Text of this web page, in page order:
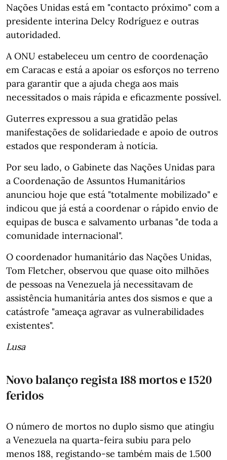
Nações Unidas está em "contacto próximo" com a
presidente interina Delcy Rodríguez e outras
autoridaded.
A ONU estabeleceu um centro de coordenação
em Caracas e está a apoiar os esforços no terreno
para garantir que a ajuda chega aos mais
necessitados o mais rápida e eficazmente possível.
Guterres expressou a sua gratidão pelas
manifestações de solidariedade e apoio de outros
estados que responderam à notícia.
Por seu lado, o Gabinete das Nações Unidas para
a Coordenação de Assuntos Humanitários
anunciou hoje que está "totalmente mobilizado" e
indicou que já está a coordenar o rápido envio de
equipas de busca e salvamento urbanas "de toda a
comunidade internacional".
O coordenador humanitário das Nações Unidas,
Tom Fletcher, observou que quase oito milhões
de pessoas na Venezuela já necessitavam de
assistência humanitária antes dos sismos e que a
catástrofe "ameaça agravar as vulnerabilidades
existentes".
Lusa
Novo balanço regista 188 mortos e 1520
feridos
O número de mortos no duplo sismo que atingiu
a Venezuela na quarta-feira subiu para pelo
menos 188, registando-se também mais de 1.500